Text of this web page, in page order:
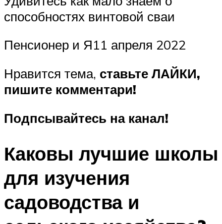
способностях винтовой сваи
Пенсионер и Я11 апреля 2022
Нравится тема, ставьте ЛАЙКИ,
пишите комментари!
Подпсывайтесь на канал!
Каковы лучшие школы
для изучения
садоводства и